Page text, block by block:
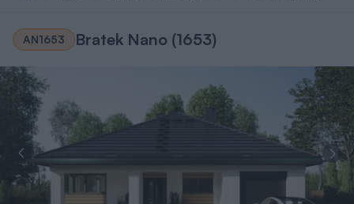
AN1653 Bratek Nano (1653)